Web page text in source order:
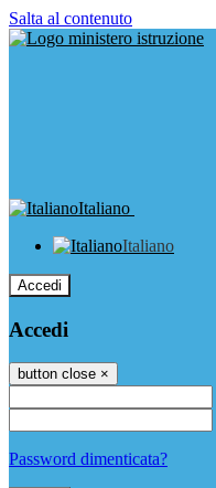
Salta al contenuto
Italiano
Italiano
Accedi
Accedi
button close ×
Password dimenticata?